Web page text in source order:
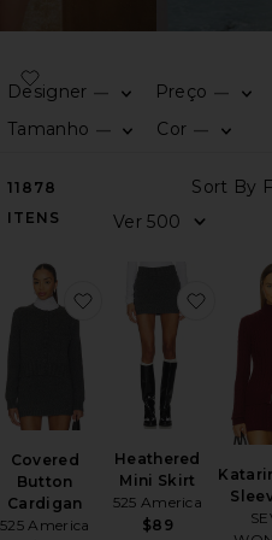
Designer —
Preço —
Tamanho —
Cor —
11878
ITENS
Covered
Button
Cardigan
525 America
favoritoCovered
Heathered
Mini Skirt
525 America
$89